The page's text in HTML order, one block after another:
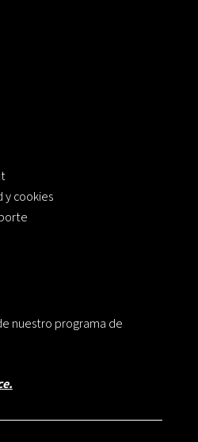
y cookies
nuestro programa de